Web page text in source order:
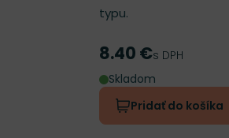
typu.
Cena
8.40 €s DPH
Skladom
Pridať do košíka